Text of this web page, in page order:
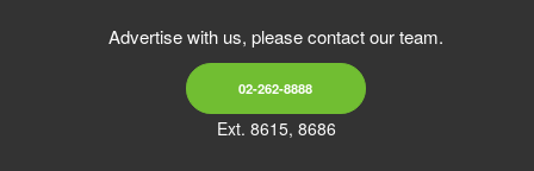
Advertise with us, please contact our team.
02-262-8888
Ext. 8615, 8686